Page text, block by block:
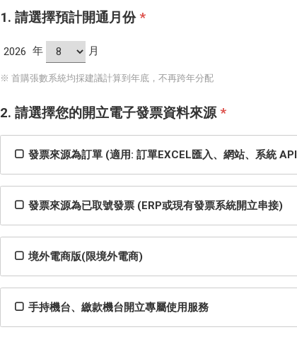
1. 請選擇預計開通月份*
年 月
※ 首購張數系統均採建議計算到年底，不再跨年分配
2. 請選擇您的開立電子發票資料來源*
發票來源為訂單 (適用: 訂單EXCEL匯入、網站、系統
發票來源為已取號發票 (ERP或現有發票系統開立串接)
境外電商版(限境外電商)
手持機台、繳款機台開立專屬使用服務